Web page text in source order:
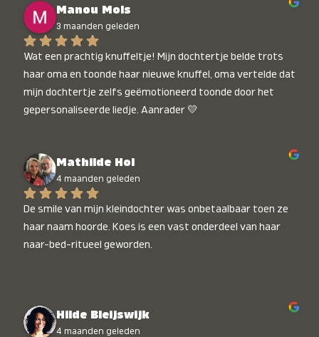
Manou Mols
3 maanden geleden
Wat een prachtig knuffeltje! Mijn dochtertje belde trots
haar oma en toonde haar nieuwe knuffel, oma vertelde dat
mijn dochtertje zelfs geëmotioneerd toonde door het
gepersonaliseerde liedje. Aanrader 💛
Mathilde Hol
4 maanden geleden
De smile van mijn kleindochter was onbetaalbaar toen ze
haar naam hoorde. Koes is een vast onderdeel van haar
naar-bed-ritueel geworden.
Hilde Bleijswijk
4 maanden geleden